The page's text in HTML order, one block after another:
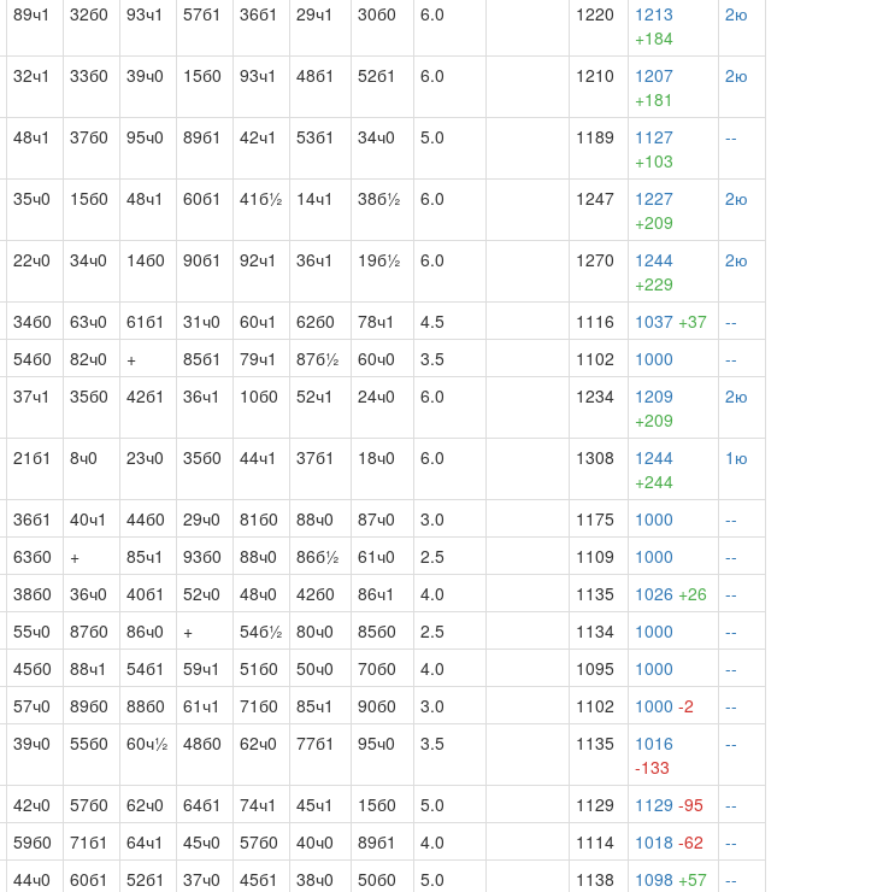
89ч1 32б0 93ч1 57б1 36б1 29ч1 30б0 6.0 1220
1213
+184
2ю
32ч1 33б0 39ч0 15б0 93ч1 48б1 52б1 6.0 1210
1207
+181
2ю
48ч1 37б0 95ч0 89б1 42ч1 53б1 34ч0 5.0 1189
1127
+103
--
35ч0 15б0 48ч1 60б1 41б½ 14ч1 38б½ 6.0 1247
1227
+209
2ю
22ч0 34ч0 14б0 90б1 92ч1 36ч1 19б½ 6.0 1270
1244
+229
2ю
34б0 63ч0 61б1 31ч0 60ч1 62б0 78ч1 4.5 1116 1037 +37
--
54б0 82ч0 + 85б1 79ч1 87б½ 60ч0 3.5 1102 1000
--
37ч1 35б0 42б1 36ч1 10б0 52ч1 24ч0 6.0 1234
1209
+209
2ю
21б1 8ч0 23ч0 35б0 44ч1 37б1 18ч0 6.0 1308
1244
+244
1ю
36б1 40ч1 44б0 29ч0 81б0 88ч0 87ч0 3.0 1175 1000
--
63б0 + 85ч1 93б0 88ч0 86б½ 61ч0 2.5 1109 1000
--
38б0 36ч0 40б1 52ч0 48ч0 42б0 86ч1 4.0 1135 1026 +26
--
55ч0 87б0 86ч0 + 54б½ 80ч0 85б0 2.5 1134 1000
--
45б0 88ч1 54б1 59ч1 51б0 50ч0 70б0 4.0 1095 1000
--
57ч0 89б0 88б0 61ч1 71б0 85ч1 90б0 3.0 1102 1000 -2
--
39ч0 55б0 60ч½ 48б0 62ч0 77б1 95ч0 3.5 1135
1016
-133
--
42ч0 57б0 62ч0 64б1 74ч1 45ч1 15б0 5.0 1129 1129 -95
--
59б0 71б1 64ч1 45ч0 57б0 40ч0 89б1 4.0 1114 1018 -62
--
44ч0 60б1 52б1 37ч0 45б1 38ч0 50б0 5.0 1138 1098 +57 --